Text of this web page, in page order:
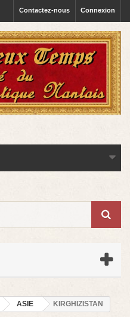
Connexion
Contactez-nous
ASIE KIRGHIZISTAN